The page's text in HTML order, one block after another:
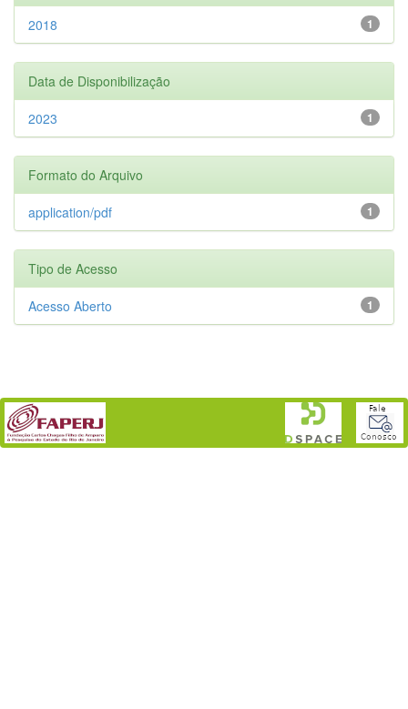
1
2018
Data de Disponibilização
1
2023
Formato do Arquivo
1
application/pdf
Tipo de Acesso
1
Acesso Aberto